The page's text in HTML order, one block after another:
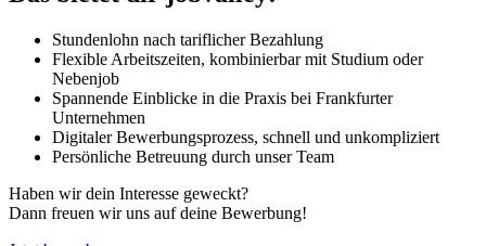
Stundenlohn nach tariflicher Bezahlung
Flexible Arbeitszeiten, kombinierbar mit Studium oder
Nebenjob
Spannende Einblicke in die Praxis bei Frankfurter
Unternehmen
Digitaler Bewerbungsprozess, schnell und unkompliziert
Persönliche Betreuung durch unser Team
Haben wir dein Interesse geweckt?
Dann freuen wir uns auf deine Bewerbung!